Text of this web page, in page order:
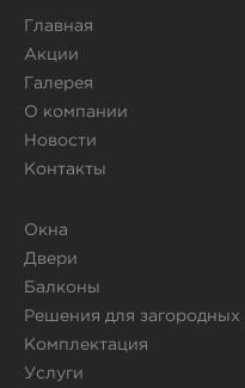
Главная
Акции
Галерея
О компании
Новости
Контакты
Окна
Двери
Балконы
Решения для загородных
Комплектация
Услуги